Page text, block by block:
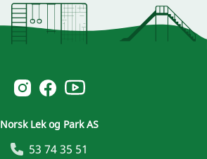
Norsk Leg & Park instagram
Norsk Leg & Park facebook
Norsk Leg & Park youtube
Norsk Lek og Park AS
53 74 35 51